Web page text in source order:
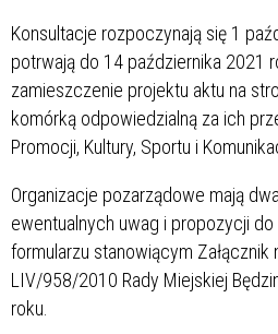
Konsultacje rozpoczynają się 1
potrwają do 14 października 2021
zamieszczenie projektu aktu na
komórką odpowiedzialną za ich
Promocji, Kultury, Sportu i
Organizacje pozarządowe mają
ewentualnych uwag i propozycji do
formularzu stanowiącym Załącznik
LIV/958/2010 Rady Miejskiej
roku.